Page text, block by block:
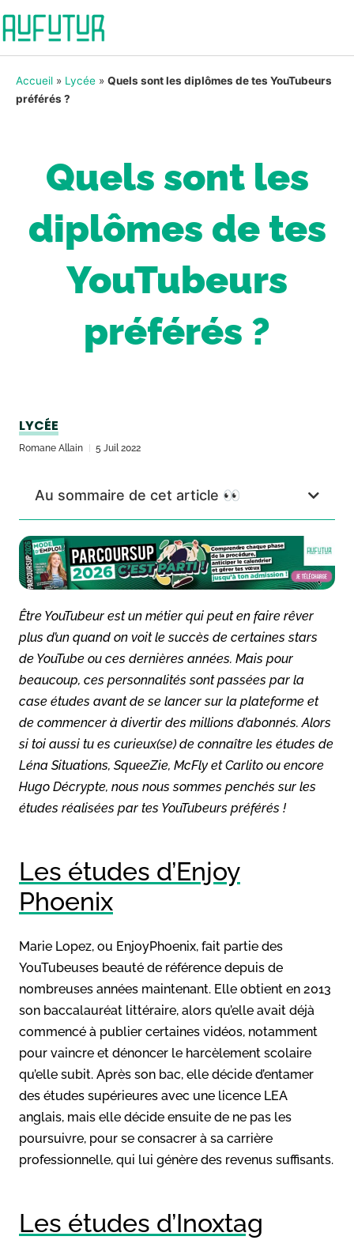
Accueil » Lycée » Quels sont les diplômes de tes YouTubeurs
préférés ?
Quels sont les
diplômes de tes
YouTubeurs
préférés ?
LYCÉE
Romane Allain 5 Juil 2022
Au sommaire de cet article 👀
Être YouTubeur est un métier qui peut en faire rêver
plus d’un quand on voit le succès de certaines stars
de YouTube ou ces dernières années. Mais pour
beaucoup, ces personnalités sont passées par la
case études avant de se lancer sur la plateforme et
de commencer à divertir des millions d’abonnés. Alors
si toi aussi tu es curieux(se) de connaître les études de
Léna Situations, SqueeZie, McFly et Carlito ou encore
Hugo Décrypte, nous nous sommes penchés sur les
études réalisées par tes YouTubeurs préférés !
Les études d’Enjoy
Phoenix
Marie Lopez, ou EnjoyPhoenix, fait partie des
YouTubeuses beauté de référence depuis de
nombreuses années maintenant. Elle obtient en 2013
son baccalauréat littéraire, alors qu’elle avait déjà
commencé à publier certaines vidéos, notamment
pour vaincre et dénoncer le harcèlement scolaire
qu’elle subit. Après son bac, elle décide d’entamer
des études supérieures avec une licence LEA
anglais, mais elle décide ensuite de ne pas les
poursuivre, pour se consacrer à sa carrière
professionnelle, qui lui génère des revenus suffisants.
Les études d’Inoxtag